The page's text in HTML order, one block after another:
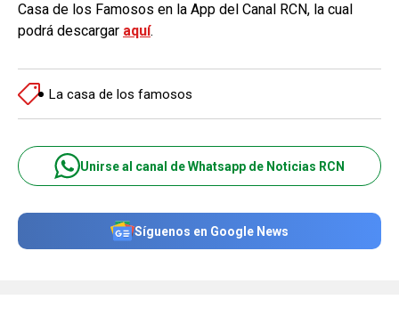
Casa de los Famosos en la App del Canal RCN, la cual
podrá descargar aquí.
La casa de los famosos
Unirse al canal de Whatsapp de Noticias RCN
Síguenos en Google News